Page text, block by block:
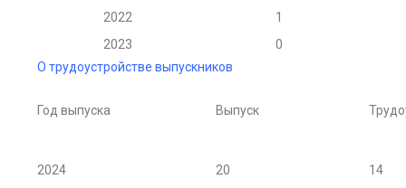
2022
1
2023
0
О трудоустройстве выпускников
Год выпуска Выпуск
2024 20 14